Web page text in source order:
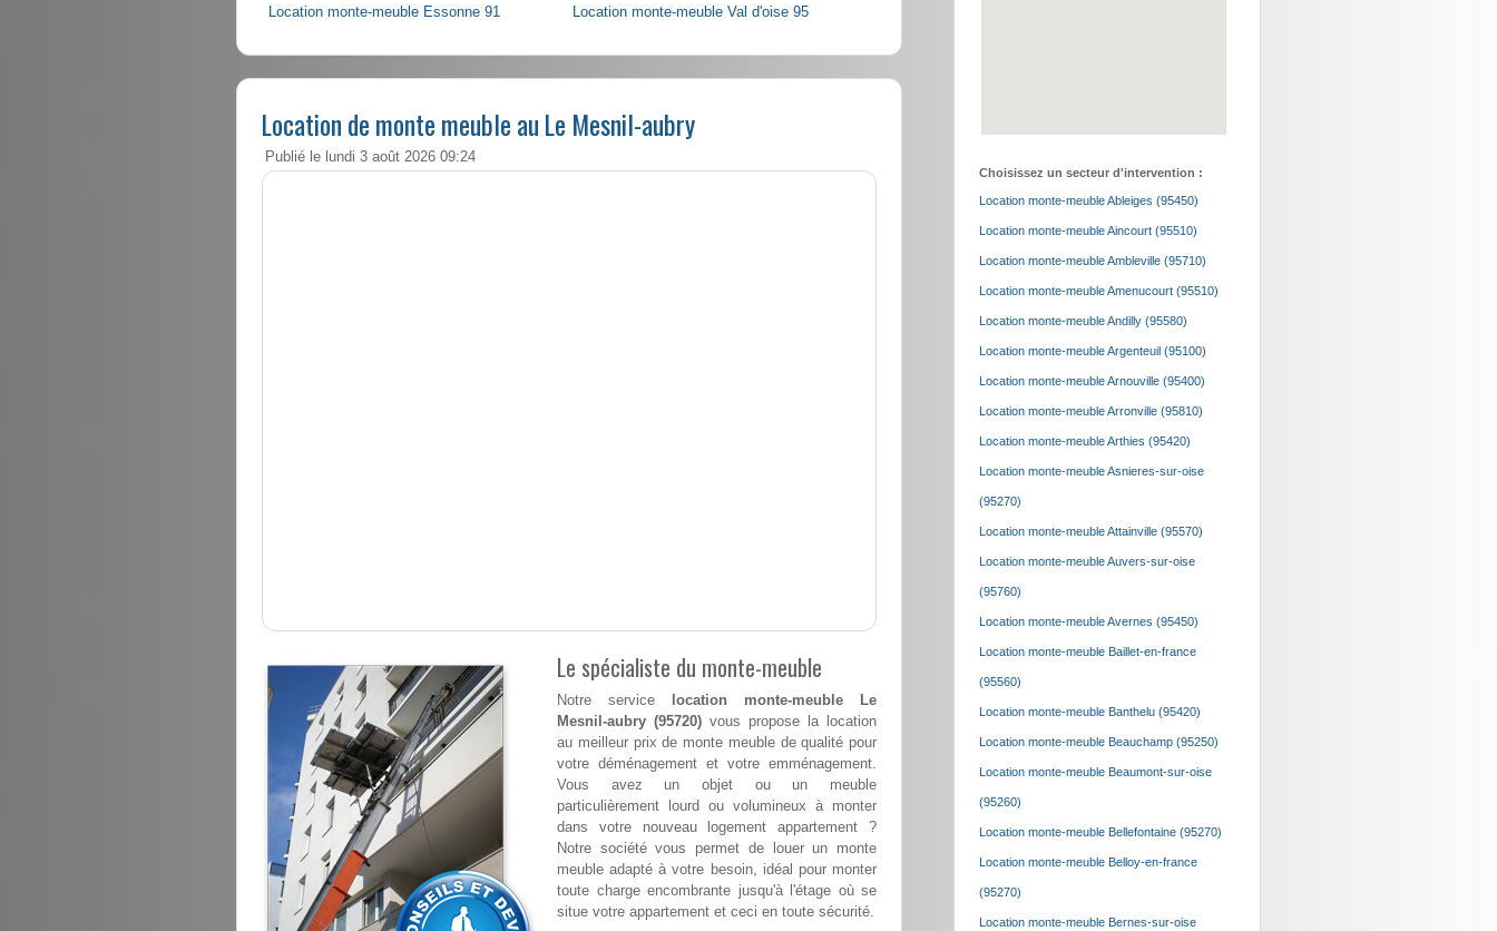
Location monte-meuble Essonne 91
Location monte-meuble Val d'oise 95
Location de monte meuble au Le Mesnil-aubry
Publié le lundi 3 août 2026 09:24
Le spécialiste du monte-meuble
Notre service
location monte-meuble Le
Mesnil-aubry (95720) vous propose la location
au meilleur prix de monte meuble de qualité pour
votre déménagement et votre emménagement.
Vous avez un objet ou un meuble
particulièrement lourd ou volumineux à monter
dans votre nouveau logement appartement ?
Notre société vous permet de louer un monte
meuble adapté à votre besoin, idéal pour monter
toute charge encombrante jusqu'à l'étage où se
situe votre appartement et ceci en toute sécurité.
Choisissez un secteur d'intervention :
Location monte-meuble Ableiges (95450)
Location monte-meuble Aincourt (95510)
Location monte-meuble Ambleville (95710)
Location monte-meuble Amenucourt (95510)
Location monte-meuble Andilly (95580)
Location monte-meuble Argenteuil (95100)
Location monte-meuble Arnouville (95400)
Location monte-meuble Arronville (95810)
Location monte-meuble Arthies (95420)
Location monte-meuble Asnieres-sur-oise
(95270)
Location monte-meuble Attainville (95570)
Location monte-meuble Auvers-sur-oise
(95760)
Location monte-meuble Avernes (95450)
Location monte-meuble Baillet-en-france
(95560)
Location monte-meuble Banthelu (95420)
Location monte-meuble Beauchamp (95250)
Location monte-meuble Beaumont-sur-oise
(95260)
Location monte-meuble Bellefontaine (95270)
Location monte-meuble Belloy-en-france
(95270)
Location monte-meuble Bernes-sur-oise